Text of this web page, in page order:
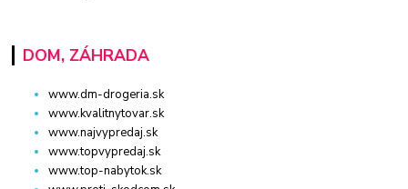
DOM, ZÁHRADA
www.dm-drogeria.sk
www.kvalitnytovar.sk
www.najvypredaj.sk
www.topvypredaj.sk
www.top-nabytok.sk